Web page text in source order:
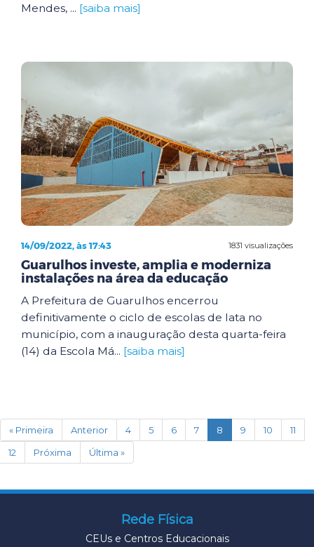
Mendes, ... [saiba mais]
1831 visualizações
14/09/2022, às 17:43
Guarulhos investe, amplia e moderniza
instalações na área da educação
A Prefeitura de Guarulhos encerrou
definitivamente o ciclo de escolas de lata no
município, com a inauguração desta quarta-feira
(14) da Escola Má... [saiba mais]
« Primeira Anterior 4 5 6 7 8 (current)
9 10
11
12
Próxima Última »
Rede Física
CEUs e Centros Educacionais